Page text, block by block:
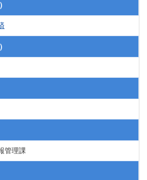
管理課